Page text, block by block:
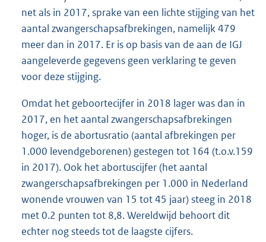
net als in 2017, sprake van een lichte stijging van het
aantal zwangerschapsafbrekingen, namelijk 479
meer dan in 2017. Er is op basis van de aan de IGJ
aangeleverde gegevens geen verklaring te geven
voor deze stijging.
Omdat het geboortecijfer in 2018 lager was dan in
2017, en het aantal zwangerschapsafbrekingen
hoger, is de abortusratio (aantal afbrekingen per
1.000 levendgeborenen) gestegen tot 164 (t.o.v.159
in 2017). Ook het abortuscijfer (het aantal
zwangerschapsafbrekingen per 1.000 in Nederland
wonende vrouwen van 15 tot 45 jaar) steeg in 2018
met 0.2 punten tot 8,8. Wereldwijd behoort dit
echter nog steeds tot de laagste cijfers.